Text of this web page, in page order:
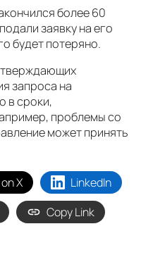
более 60
заявку на его
будет потеряно.
запроса на
в сроки,
проблемы со
может принять
X
LinkedIn
Copy Link